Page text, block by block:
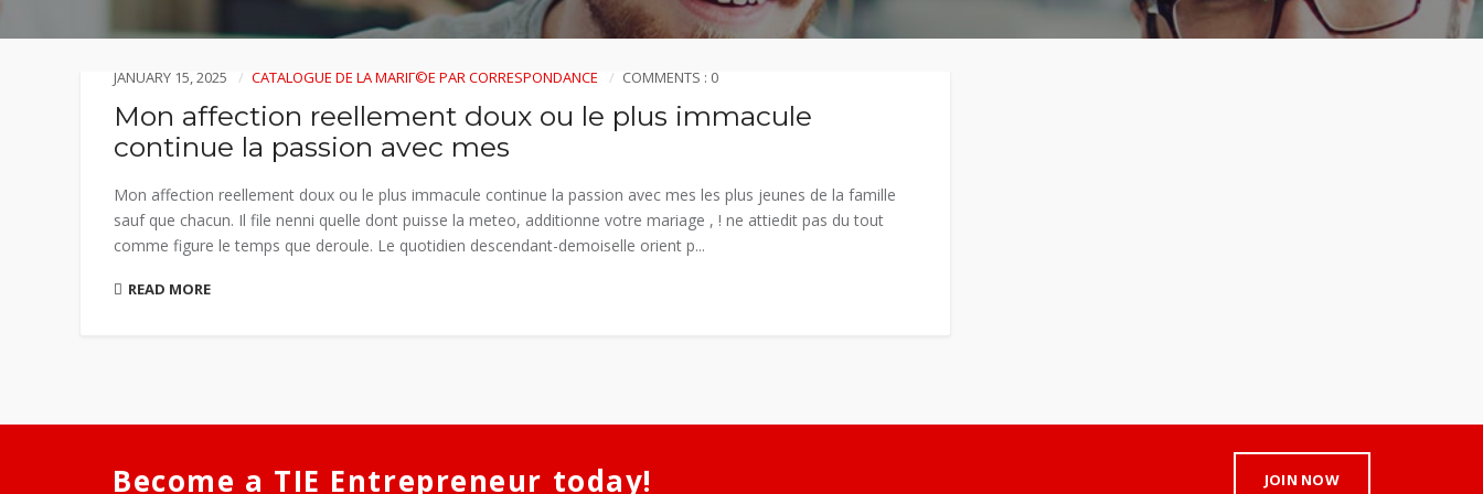
JANUARY 15, 2025 CATALOGUE DE LA MARIГ©E PAR CORRESPONDANCE COMMENTS : 0
Mon affection reellement doux ou le plus immacule
continue la passion avec mes
Mon affection reellement doux ou le plus immacule continue la passion avec mes les plus jeunes de la famille
sauf que chacun. Il file nenni quelle dont puisse la meteo, additionne votre mariage , ! ne attiedit pas du tout
comme figure le temps que deroule. Le quotidien descendant-demoiselle orient p...
READ MORE
Become a TIE Entrepreneur today! JOIN NOW